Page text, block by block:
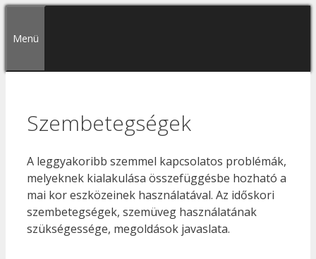
tartalomba
Menü
Szembetegségek
A leggyakoribb szemmel kapcsolatos problémák,
melyeknek kialakulása összefüggésbe hozható a
mai kor eszközeinek használatával. Az időskori
szembetegségek, szemüveg használatának
szükségessége, megoldások javaslata.